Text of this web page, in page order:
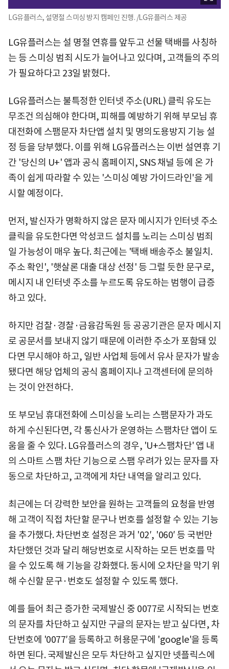
LG유플러스, 설명절 스미싱 방지 캠페인 진행. /LG유플러스 제공
LG유플러스는 설 명절 연휴를 앞두고 선물 택배를 사칭하
는 등 스미싱 범죄 시도가 늘어나고 있다며, 고객들의 주의
가 필요하다고 23일 밝혔다.
LG유플러스는 불특정한 인터넷 주소(URL) 클릭 유도는
무조건 의심해야 한다며, 피해를 예방하기 위해 부모님 휴
대전화에 스팸문자 차단앱 설치 및 명의도용방지 기능 설
정 등을 당부했다. 이를 위해 LG유플러스는 이번 설연휴 기
간 '당신의 U+' 앱과 공식 홈페이지, SNS 채널 등에 온 가
족이 쉽게 따라할 수 있는 '스미싱 예방 가이드라인'을 게
시할 예정이다.
먼저, 발신자가 명확하지 않은 문자 메시지가 인터넷 주소
클릭을 유도한다면 악성코드 설치를 노리는 스미싱 범죄
일 가능성이 매우 높다. 최근에는 '택배 배송주소 불일치.
주소 확인', '햇살론 대출 대상 선정' 등 그럴 듯한 문구로,
메시지 내 인터넷 주소를 누르도록 유도하는 범행이 급증
하고 있다.
하지만 검찰·경찰·금융감독원 등 공공기관은 문자 메시지
로 공문서를 보내지 않기 때문에 이러한 주소가 포함돼 있
다면 무시해야 하고, 일반 사업체 등에서 유사 문자가 발송
됐다면 해당 업체의 공식 홈페이지나 고객센터에 문의하
는 것이 안전하다.
또 부모님 휴대전화에 스미싱을 노리는 스팸문자가 과도
하게 수신된다면, 각 통신사가 운영하는 스팸차단 앱이 도
움을 줄 수 있다. LG유플러스의 경우, 'U+스팸차단' 앱 내
의 스마트 스팸 차단 기능으로 스팸 우려가 있는 문자를 자
동으로 차단하고, 고객에게 차단 내역을 알리고 있다.
최근에는 더 강력한 보안을 원하는 고객들의 요청을 반영
해 고객이 직접 차단할 문구나 번호를 설정할 수 있는 기능
을 추가했다. 차단번호 설정은 과거 '02′, '060′ 등 국번만
차단했던 것과 달리 해당번호로 시작하는 모든 번호를 막
을 수 있도록 해 기능을 강화했다. 동시에 오차단을 막기 위
해 수신할 문구·번호도 설정할 수 있도록 했다.
예를 들어 최근 증가한 국제발신 중 0077로 시작되는 번호
의 문자를 차단하고 싶지만 구글의 문자는 받고 싶다면, 차
단번호에 '0077′을 등록하고 허용문구에 'google'을 등록
하면 된다. 국제발신은 모두 차단하고 싶지만 넷플릭스에